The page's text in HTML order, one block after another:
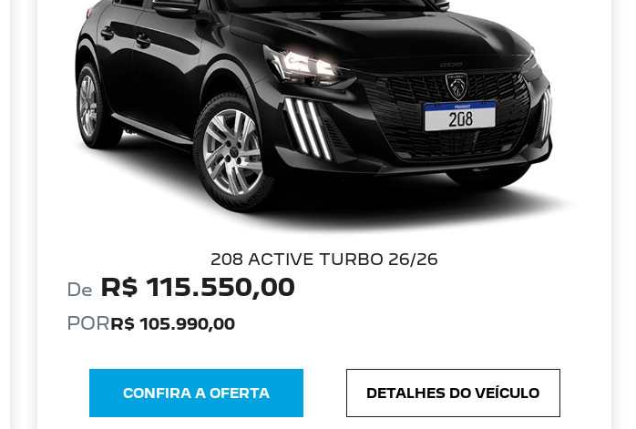
208 ACTIVE TURBO 26/26
De R$ 115.550,00
PORR$ 105.990,00
CONFIRA A OFERTA DETALHES DO VEÍCULO